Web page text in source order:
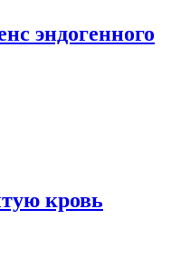
эндогенного
кровь